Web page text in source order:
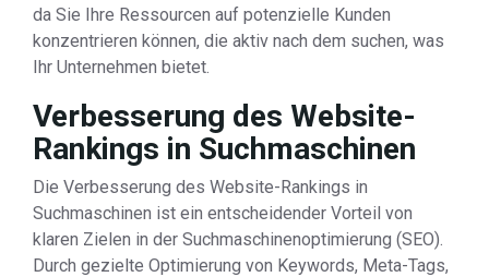
da Sie Ihre Ressourcen auf potenzielle Kunden
konzentrieren können, die aktiv nach dem suchen, was
Ihr Unternehmen bietet.
Verbesserung des Website-
Rankings in Suchmaschinen
Die Verbesserung des Website-Rankings in
Suchmaschinen ist ein entscheidender Vorteil von
klaren Zielen in der Suchmaschinenoptimierung (SEO).
Durch gezielte Optimierung von Keywords, Meta-Tags,